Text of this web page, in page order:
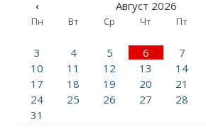
‹ Август 2026
Пн Вт Ср Чт Пт
3
4 5 6 7
10
11 12 13 14
17
18 19 20 21
24
25 26 27 28
31